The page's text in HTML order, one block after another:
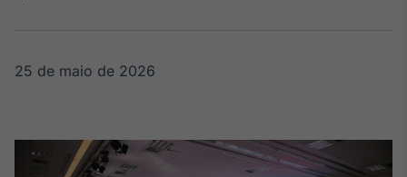
Broadcast
25 de maio de 2026